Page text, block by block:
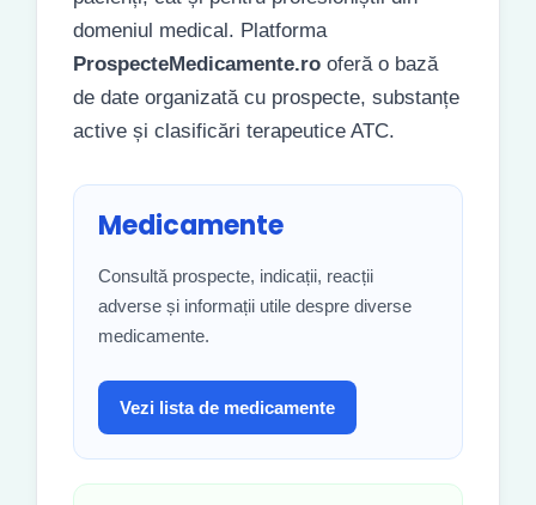
domeniul medical. Platforma
ProspecteMedicamente.ro oferă o bază
de date organizată cu prospecte, substanțe
active și clasificări terapeutice ATC.
Medicamente
Consultă prospecte, indicații, reacții
adverse și informații utile despre diverse
medicamente.
Vezi lista de medicamente